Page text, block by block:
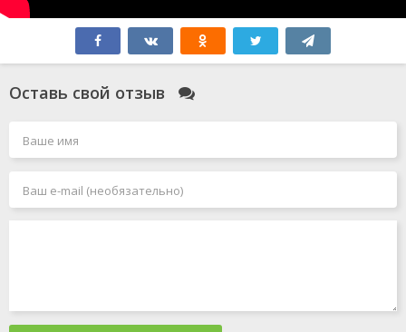
Оставь свой отзыв